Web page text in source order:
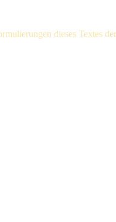
dieses Textes